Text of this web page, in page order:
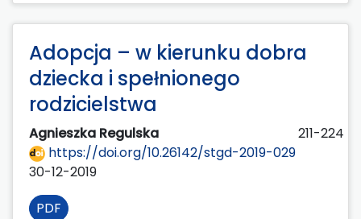
Adopcja – w kierunku dobra
dziecka i spełnionego
rodzicielstwa
Agnieszka Regulska
211-224
https://doi.org/10.26142/stgd-2019-029
30-12-2019
PDF